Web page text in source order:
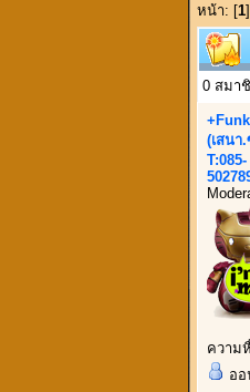
หน้า: [1]
0 สมา
(เสนา
T:085-
ความ
อ